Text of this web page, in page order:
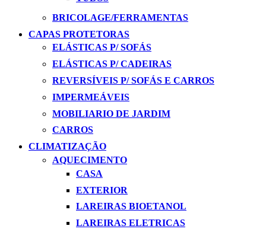
BRICOLAGE/FERRAMENTAS
CAPAS PROTETORAS
ELÁSTICAS P/ SOFÁS
ELÁSTICAS P/ CADEIRAS
REVERSÍVEIS P/ SOFÁS E CARROS
IMPERMEÁVEIS
MOBILIARIO DE JARDIM
CARROS
CLIMATIZAÇÃO
AQUECIMENTO
CASA
EXTERIOR
LAREIRAS BIOETANOL
LAREIRAS ELETRICAS